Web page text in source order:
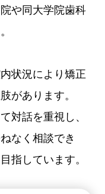
や同大学院歯科
状況により矯正
があります。
対話を重視し、
なく相談でき
指しています。